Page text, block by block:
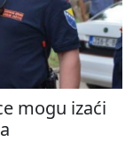
mogu izaći